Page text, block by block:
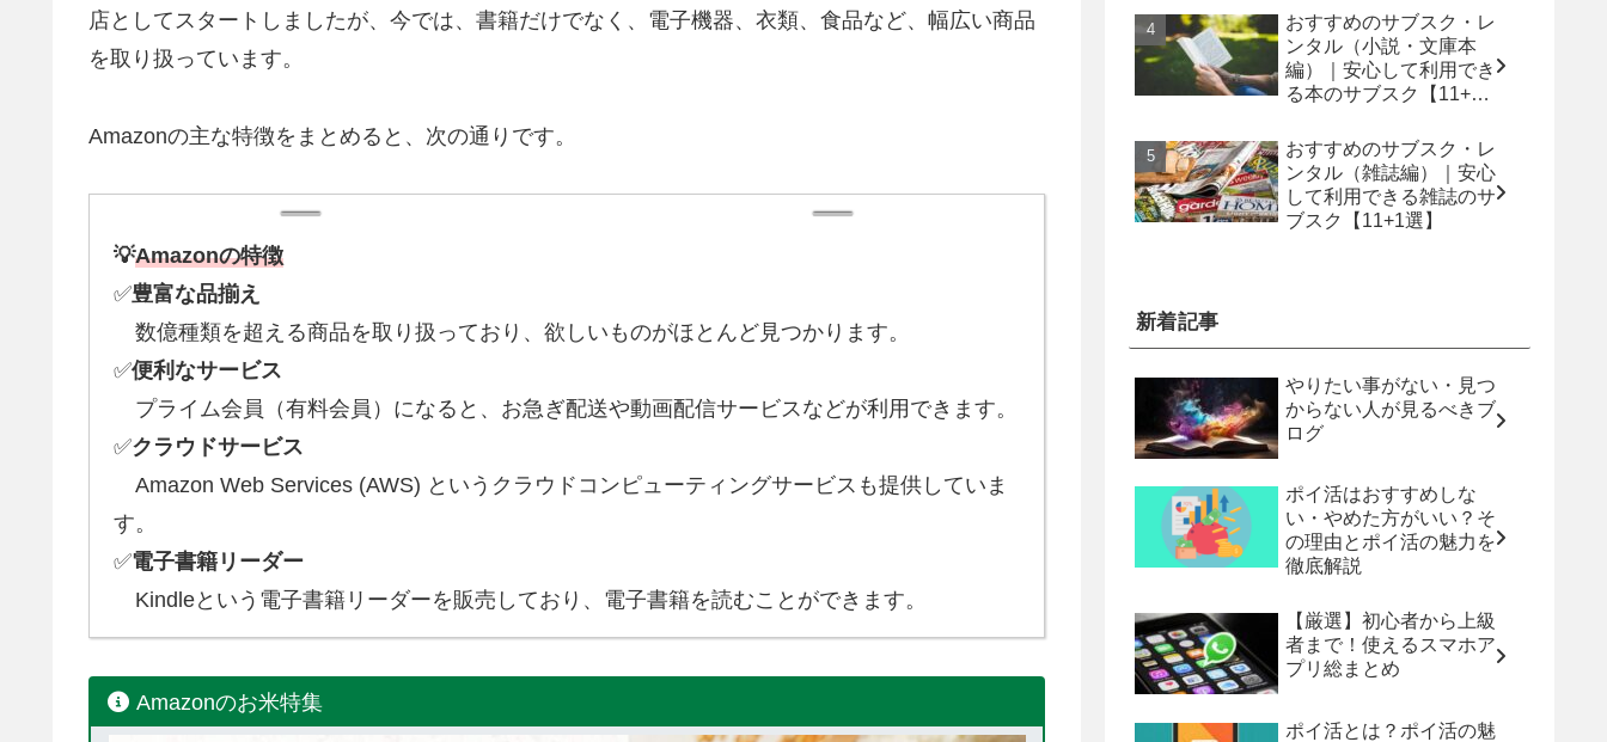
店としてスタートしましたが、今では、書籍だけでなく、電子機器、衣類、食品など、幅広い商品
を取り扱っています。
Amazonの主な特徴をまとめると、次の通りです。
💡Amazonの特徴
✅豊富な品揃え
数億種類を超える商品を取り扱っており、欲しいものがほとんど見つかります。
✅便利なサービス
プライム会員（有料会員）になると、お急ぎ配送や動画配信サービスなどが利用できます。
✅クラウドサービス
Amazon Web Services (AWS) というクラウドコンピューティングサービスも提供していま
す。
✅電子書籍リーダー
Kindleという電子書籍リーダーを販売しており、電子書籍を読むことができます。
Amazonのお米特集
おすすめのサブスク・レ
ンタル（小説・文庫本
編）｜安心して利用でき
る本のサブスク【11+1
おすすめのサブスク・レ
ンタル（雑誌編）｜安心
して利用できる雑誌のサ
ブスク【11+1選】
新着記事
やりたい事がない・見つ
からない人が見るべきブ
ログ
ポイ活はおすすめしな
い・やめた方がいい？そ
の理由とポイ活の魅力を
徹底解説
【厳選】初心者から上級
者まで！使えるスマホア
プリ総まとめ
ポイ活とは？ポイ活の魅